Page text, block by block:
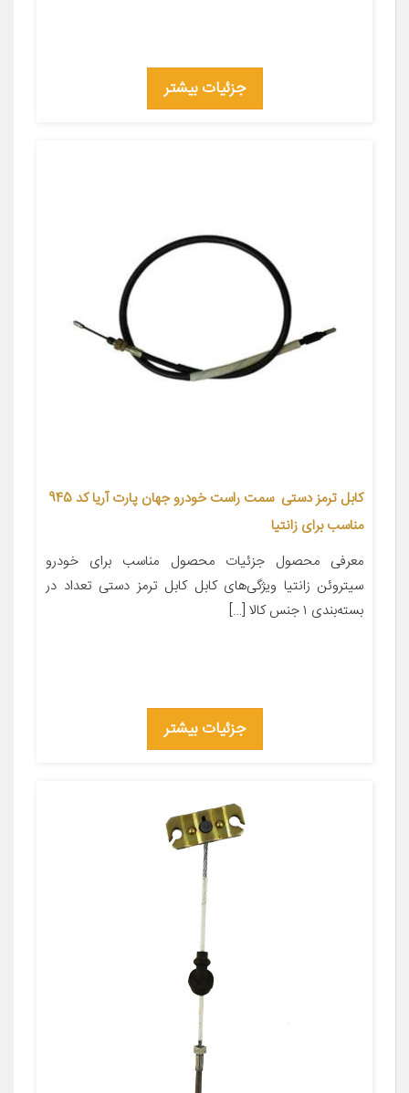
جزئیات بیشتر
کابل ترمز دستی سمت راست خودرو جهان پارت آریا کد 945
مناسب برای زانتیا
معرفی محصول جزئیات محصول مناسب برای خودرو
سیتروئن زانتیا ویژگی‌های کابل کابل ترمز دستی تعداد در
بسته‌بندی ۱ جنس کالا […]
جزئیات بیشتر